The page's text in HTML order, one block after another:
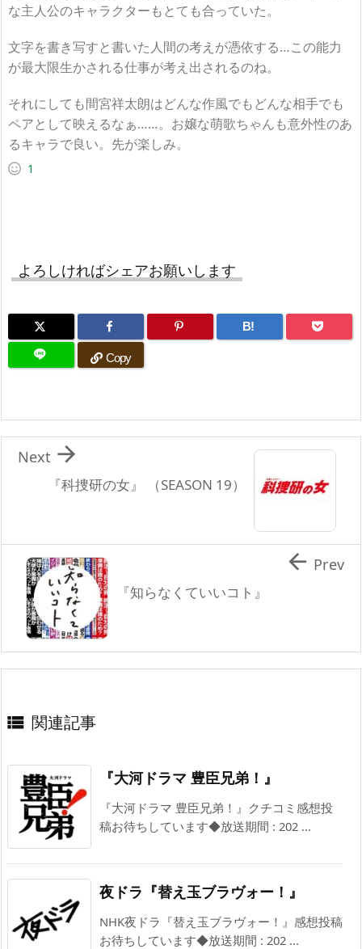
な主人公のキャラクターもとても合っていた。
文字を書き写すと書いた人間の考えが憑依する…この能力
が最大限生かされる仕事が考え出されるのね。
それにしても間宮祥太朗はどんな作風でもどんな相手でも
ペアとして映えるなぁ……。お嬢な萌歌ちゃんも意外性のあ
るキャラで良い。先が楽しみ。
1
よろしければシェアお願いします
B!
Copy
『科捜研の女』 （SEASON 19）

Next
『知らなくていいコト』
 Prev
 関連記事
『大河ドラマ 豊臣兄弟！』
『大河ドラマ 豊臣兄弟！』クチコミ感想投
稿お待ちしています◆放送期間 : 202 ...
夜ドラ『替え玉ブラヴォー！』
NHK夜ドラ『替え玉ブラヴォー！』感想投稿
お待ちしています◆放送期間 : 202 ...